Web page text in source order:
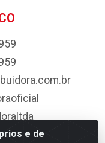
e de